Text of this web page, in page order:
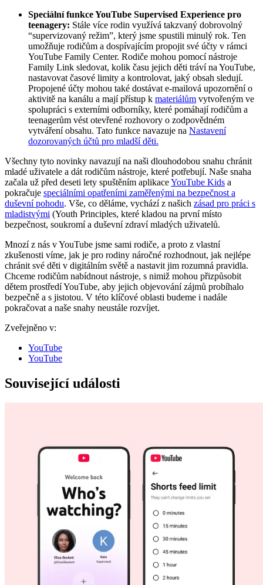
Speciální funkce YouTube Supervised Experience pro
teenagery: Stále více rodin využívá takzvaný dobrovolný
“supervizovaný režim”, který jsme spustili minulý rok. Ten
umožňuje rodičům a dospívajícím propojit své účty v rámci
YouTube Family Center. Rodiče mohou pomocí nástroje
Family Link sledovat, kolik času jejich děti tráví na YouTube,
nastavovat časové limity a kontrolovat, jaký obsah sledují.
Propojené účty mohou také dostávat e-mailová upozornění o
aktivitě na kanálu a mají přístup k materiálům vytvořeným ve
spolupráci s externími odborníky, které pomáhají rodičům a
teenagerům vést otevřené rozhovory o zodpovědném
vytváření obsahu. Tato funkce navazuje na Nastavení
dozorovaných účtů pro mladší děti.
Všechny tyto novinky navazují na naši dlouhodobou snahu chránit
mladé uživatele a dát rodičům nástroje, které potřebují. Naše snaha
začala už před deseti lety spuštěním aplikaceYouTube Kids a
pokračuje speciálními opatřeními zaměřenými na bezpečnost a
duševní pohodu. Vše, co děláme, vychází z našich zásad pro práci s
mladistvými (Youth Principles, které kladou na první místo
bezpečnost, soukromí a duševní zdraví mladých uživatelů.
Mnozí z nás v YouTube jsme sami rodiče, a proto z vlastní
zkušenosti víme, jak je pro rodiny náročné rozhodnout, jak nejlépe
chránit své děti v digitálním světě a nastavit jim rozumná pravidla.
Chceme rodičům nabídnout nástroje, s nimiž mohou přizpůsobit
dětem prostředí YouTube, aby jejich objevování zájmů probíhalo
bezpečně a s jistotou. V této klíčové oblasti budeme i nadále
pokračovat a naše snahy neustále rozvíjet.
Zveřejněno v:
YouTube
YouTube
Související události